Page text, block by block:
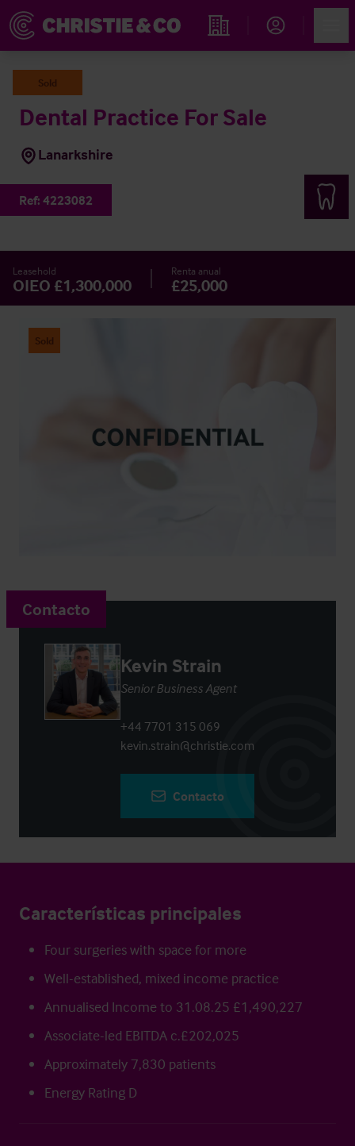
Propiedades
Sold
Dental Practice For Sale
Lanarkshire
Ref: 4223082
Leasehold
OIEO £1,300,000
Renta anual
£25,000
Sold
Contacto
Kevin Strain
Senior Business Agent
+44 7701 315 069
kevin.strain@christie.com
Contacto
Características principales
Four surgeries with space for more
Well-established, mixed income practice
Annualised Income to 31.08.25 £1,490,227
Associate-led EBITDA c.£202,025
Approximately 7,830 patients
Energy Rating D